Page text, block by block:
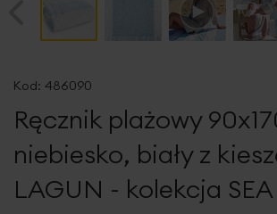
początek
galerii
Kod: 486090
Ręcznik plażowy
niebiesko, biały z
LAGUN - kolekcja SEA